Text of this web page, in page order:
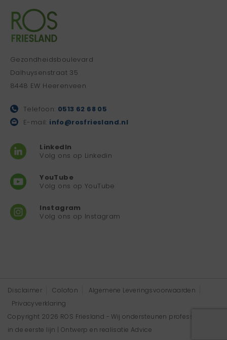
Gezondheidsboulevard
Dalhuysenstraat 35
8448 EW Heerenveen
Telefoon: 0513 62 68 05
E-mail: info@rosfriesland.nl
LinkedIn
Volg ons op Linkedin
YouTube
Volg ons op YouTube
Instagram
Volg ons op Instagram
Disclaimer Colofon
Algemene Leveringsvoorwaarden
Privacyverklaring
Copyright 2026 ROS Friesland - Wij ondersteunen professionals
in de eerste lijn | Ontwerp en realisatie Advice